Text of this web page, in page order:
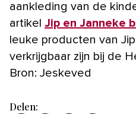
aankleding van de
artikel Jip en Janneke
leuke producten van
verkrijgbaar zijn bij de
Bron: Jeskeved
Delen: